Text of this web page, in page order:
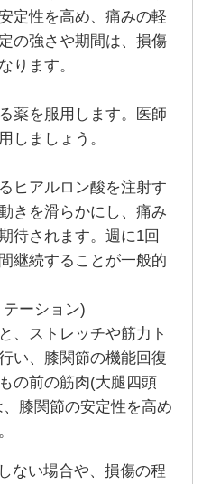
定性を高め、痛みの軽
の強さや期間は、損傷
ります。
薬を服用します。医師
しましょう。
ヒアルロン酸を注射す
きを滑らかにし、痛み
待されます。週に1回
継続することが一般的
ーション)
、ストレッチや筋力ト
い、膝関節の機能回復
の前の筋肉(大腿四頭
膝関節の安定性を高め
ない場合や、損傷の程